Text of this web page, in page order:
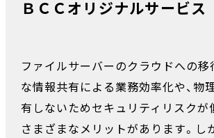
ＢＣＣオリジナルサービス
ファイルサーバーのクラウドへの移
な情報共有による業務効率化や、物
有しないためセキュリティリスクが
さまざまなメリットがあります。し